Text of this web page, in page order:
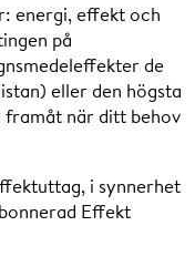
517 524
483 490
319 326
408 415
energi, effekt och
på
de
eller den högsta
när ditt behov
i synnerhet
Effekt